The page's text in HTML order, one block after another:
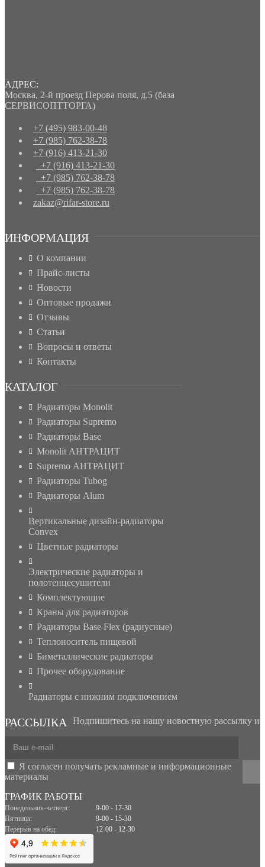
АДРЕС:
Москва, 2-й проезд Перова поля, д.5 (база
СЕРВИСОПТТОРГА)
+7 (495) 983-00-48
+7 (985) 762-38-78
+7 (916) 413-21-30
+7 (916) 413-21-30
+7 (985) 762-38-78
+7 (985) 762-38-78
zakaz@rifar-store.ru
ИНФОРМАЦИЯ
О компании
Прайс-листы
Новости
Оптовые продажи
Отзывы
Статьи
Вопросы и ответы
Контакты
КАТАЛОГ
Радиаторы Monolit
Радиаторы Supremo
Радиаторы Base
Monolit АНТРАЦИТ
Supremo АНТРАЦИТ
Радиаторы Tubog
Радиаторы Alum
Вертикальные дизайн-радиаторы
Convex
Цветные радиаторы
Электрические радиаторы и
полотенцесушители
Комплектующие
Краны для радиаторов
Радиаторы Base Flex (радиусные)
Теплоноситель пищевой
Биметаллические радиаторы
Прочее оборудование
Радиаторы с нижним подключением
РАССЫЛКА Подпишитесь на нашу новостную рассылку и
получайте новости и персональные спец. предложения
Я согласен получать рекламные и информационные
материалы
ГРАФИК РАБОТЫ
Понедельник-четверг:
9-00 - 17-30
Пятница:
9-00 - 15-30
Перерыв на обед:
12-00 - 12-30